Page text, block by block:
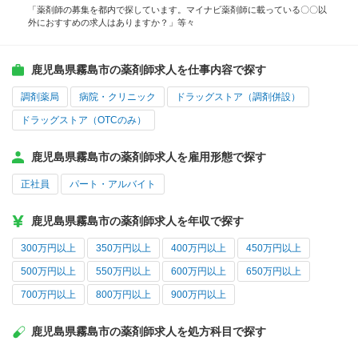
「薬剤師の募集を都内で探しています。マイナビ薬剤師に載っている〇〇以
外におすすめの求人はありますか？」等々
鹿児島県霧島市の薬剤師求人を仕事内容で探す
調剤薬局 病院・クリニック ドラッグストア（調剤併設）
ドラッグストア（OTCのみ）
鹿児島県霧島市の薬剤師求人を雇用形態で探す
正社員 パート・アルバイト
鹿児島県霧島市の薬剤師求人を年収で探す
300万円以上 350万円以上 400万円以上 450万円以上
500万円以上 550万円以上 600万円以上 650万円以上
700万円以上 800万円以上 900万円以上
鹿児島県霧島市の薬剤師求人を処方科目で探す